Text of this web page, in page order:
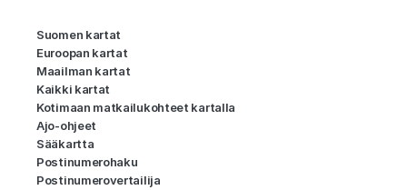
Suomen kartat
Euroopan kartat
Maailman kartat
Kaikki kartat
Kotimaan matkailukohteet kartalla
Ajo-ohjeet
Sääkartta
Postinumerohaku
Postinumerovertailija